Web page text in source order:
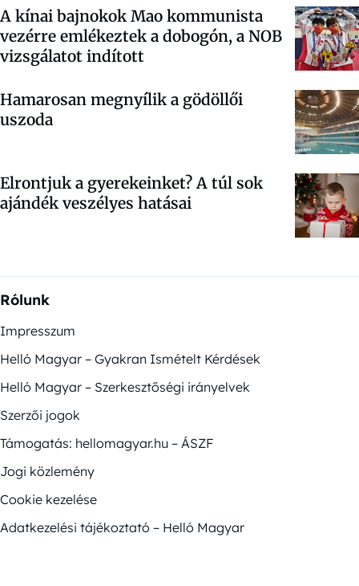
A kínai bajnokok Mao kommunista
vezérre emlékeztek a dobogón, a NOB
vizsgálatot indított
Hamarosan megnyílik a gödöllői
uszoda
Elrontjuk a gyerekeinket? A túl sok
ajándék veszélyes hatásai
Rólunk
Impresszum
Helló Magyar – Gyakran Ismételt Kérdések
Helló Magyar – Szerkesztőségi irányelvek
Szerzői jogok
Támogatás: hellomagyar.hu – ÁSZF
Jogi közlemény
Cookie kezelése
Adatkezelési tájékoztató – Helló Magyar